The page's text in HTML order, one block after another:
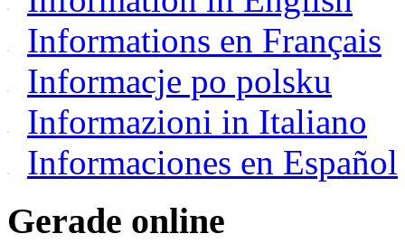
Informations en Français
Informacje po polsku
Informazioni in Italiano
Informaciones en Español
Gerade online